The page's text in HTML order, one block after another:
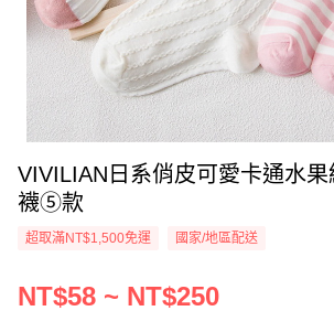
VIVILIAN日系俏皮可愛卡通水
襪⑤款
超取滿NT$1,500免運 國家/地區配送
NT$58 ~ NT$250